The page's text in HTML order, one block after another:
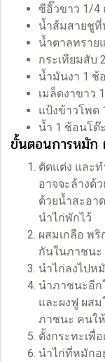
ซีอิ๊วขาว 1/4
น้ำส้มสายชูที่
น้ำตาลทราย
กระเทียมสับ
น้ำมันงา 1 ช้
เมล็ดงาขาว
แป้งข้าวโพด
น้ำ 1 ช้อนโต๊ะ
ขั้นตอนการหมัก
ตัดแต่ง และ
อาจจะล้างด้
ด้วยน้ำสะอา
นำไก่พักไว้
ผสมเกลือ พริ
กันในภาชนะ
นำไก่ลงไปห
นำภาชนะอีก
และผงฟู ผสม
ภาชนะ คนใ
ตั้งกระทะเพื่
นำไก่ที่หมักอ